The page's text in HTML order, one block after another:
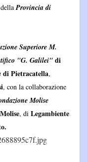
Provincia di
Superiore M.
"G. Galilei"di
di Pietracatella,
, con la collaborazione
Molise
, di Legambiente